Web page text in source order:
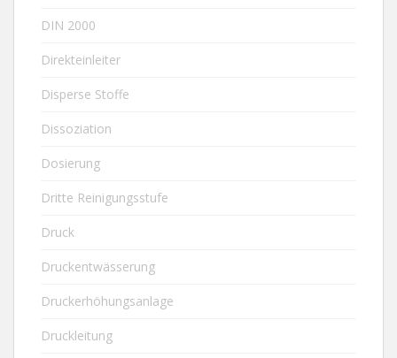
DIN 2000
Direkteinleiter
Disperse Stoffe
Dissoziation
Dosierung
Dritte Reinigungsstufe
Druck
Druckentwässerung
Druckerhöhungsanlage
Druckleitung